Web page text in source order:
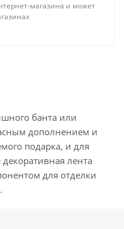
магазина и может
банта или
дополнением и
подарка, и для
лента
для отделки